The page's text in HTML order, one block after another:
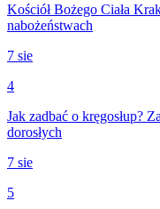
Kościół Bożego Ciała
nabożeństwach
7 sie
4
Jak zadbać o kręgosłup?
dorosłych
7 sie
5